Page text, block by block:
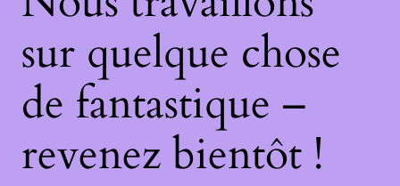
sur quelque chose
de fantastique –
revenez bientôt !